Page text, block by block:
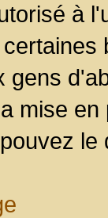
à
gens
mise